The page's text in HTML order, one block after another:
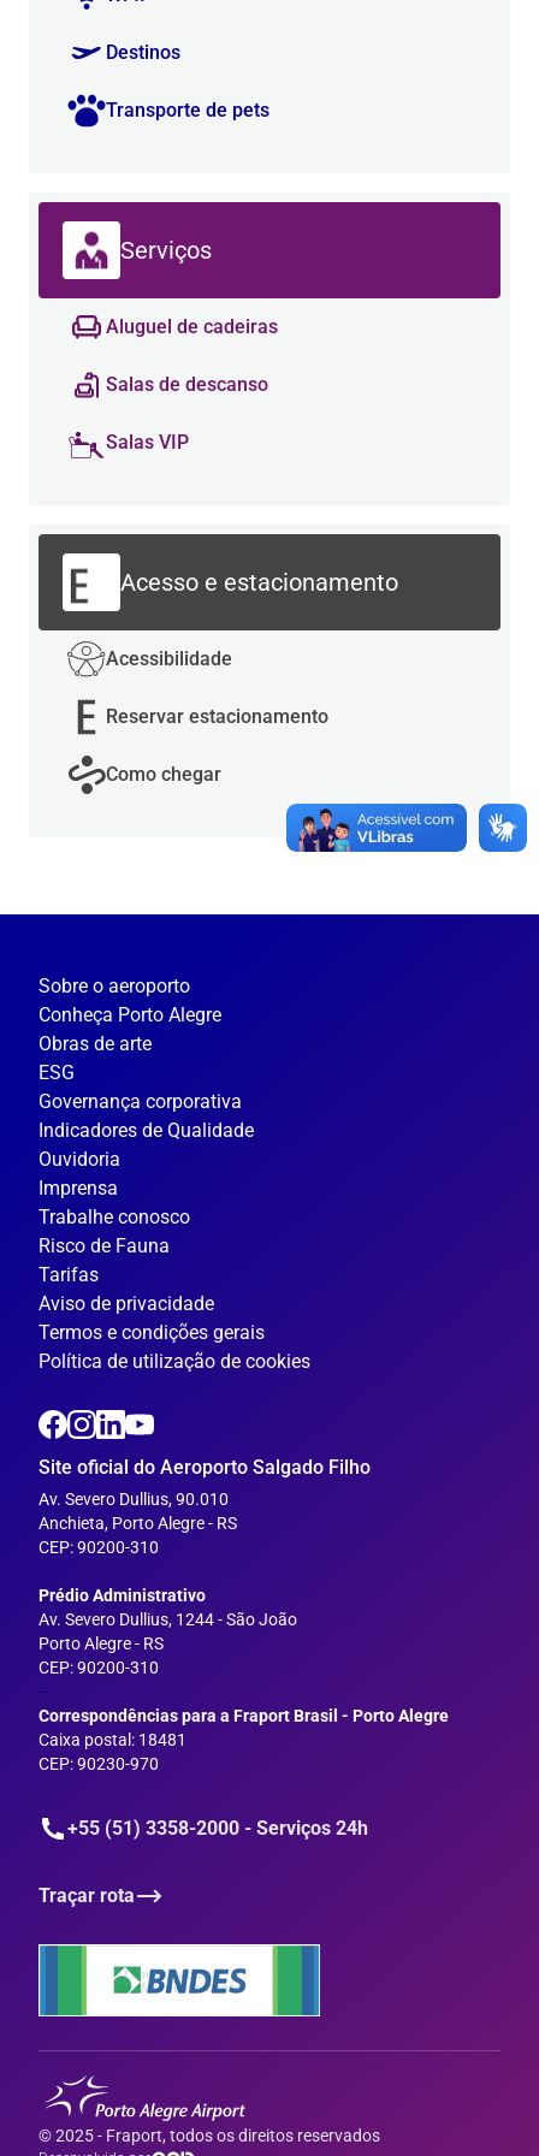
Destinos
Transporte de pets
Serviços
Aluguel de cadeiras
Salas de descanso
Salas VIP
Acesso e estacionamento
Acessibilidade
Reservar estacionamento
Como chegar
Sobre o aeroporto
Conheça Porto Alegre
Obras de arte
ESG
Governança corporativa
Indicadores de Qualidade
Ouvidoria
Imprensa
Trabalhe conosco
Risco de Fauna
Tarifas
Aviso de privacidade
Termos e condições gerais
Política de utilização de cookies
Site oficial do Aeroporto Salgado Filho
Av. Severo Dullius, 90.010
Anchieta, Porto Alegre - RS
CEP: 90200-310
Prédio Administrativo
Av. Severo Dullius, 1244 - São João
Porto Alegre - RS
CEP: 90200-310
--
Correspondências para a Fraport Brasil - Porto Alegre
Caixa postal: 18481
CEP: 90230-970
+55 (51) 3358-2000 - Serviços 24h
Traçar rota
© 2025 - Fraport, todos os direitos reservados